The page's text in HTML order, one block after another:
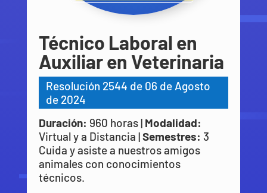
Técnico Laboral en
Auxiliar en Veterinaria
Resolución 2544 de 06 de Agosto
de 2024
Duración: 960 horas | Modalidad:
Virtual y a Distancia |Semestres: 3
Cuida y asiste a nuestros amigos
animales con conocimientos
técnicos.